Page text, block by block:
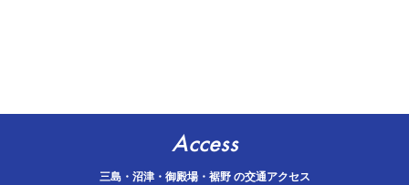
Access
三島・沼津・御殿場・裾野 の交通アクセス